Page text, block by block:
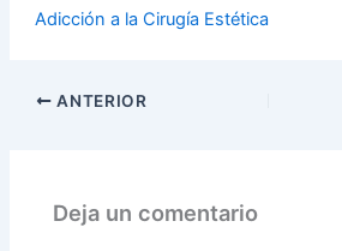
Adicción a la Cirugía Estética
ANTERIOR
Deja un comentario